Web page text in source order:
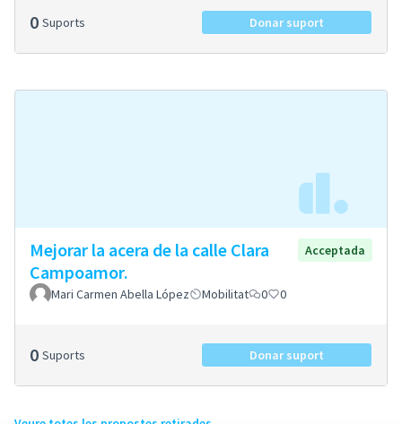
0 Suports Donar suport
Mejorar la acera de la calle Clara
Campoamor.
Acceptada
Mari Carmen Abella López Mobilitat 0 0
0 Suports Donar suport